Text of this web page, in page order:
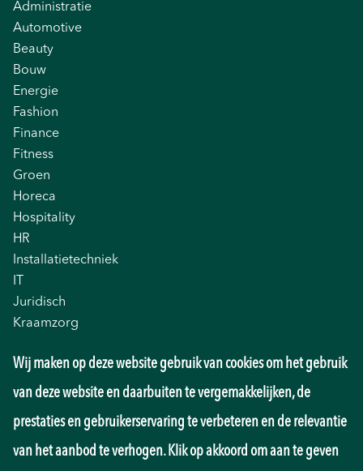
Administratie
Automotive
Beauty
Bouw
Energie
Fashion
Finance
Fitness
Groen
Horeca
Hospitality
HR
Installatietechniek
Juridisch
Kraamzorg
Management
Marketing
Overheid
Pedagogiek
Wij maken op deze website gebruik van cookies om het gebruik
van deze website en daarbuiten te vergemakkelijken, de
prestaties en gebruikerservaring te verbeteren en de relevantie
van het aanbod te verhogen. Klik op akkoord om aan te geven